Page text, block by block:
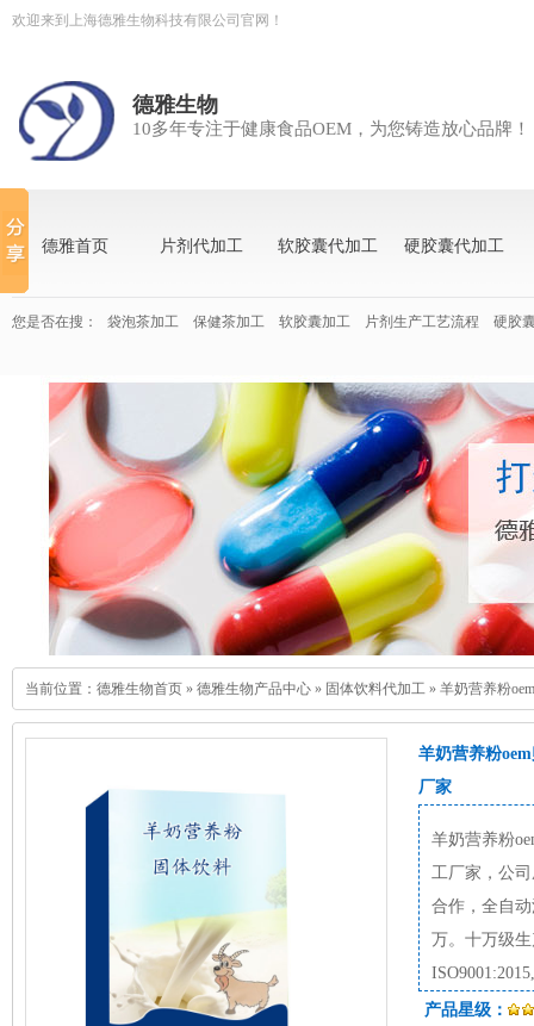
欢迎来到上海德雅生物科技有限公司官网！
德雅生物
10多年专注于健康食品OEM，为您铸造放心品牌！
德雅首页 片剂代加工 软胶囊代加工 硬胶囊代加工
您是否在搜： 袋泡茶加工 保健茶加工 软胶囊加工 片剂生产工艺流程 硬胶
当前位置： 德雅生物首页 » 德雅生物产品中心 » 固体饮料代加工 » 羊奶营养粉
羊奶营养粉
厂家
羊奶营养粉
工厂家，公
合作，全自
万。十万级
产品星级：